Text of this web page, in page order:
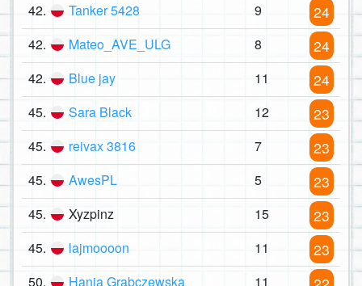
42. Tanker 5428 9 24
42. Mateo_AVE_ULG 8 24
42. Blue jay 11 24
45. Sara Black 12 23
45. reivax 3816 7 23
45. AwesPL 5 23
45. Xyzpinz 15 23
45. lajmoooon 11 23
50. Hania Grąbczewska 11